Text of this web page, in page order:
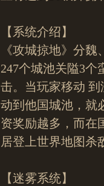
【系统介绍】
《攻城掠地》分
247个城池关隘3
击。当玩家移动
动到他国城池，就
资奖励越多，而在
居登上世界地图杀
【迷雾系统】